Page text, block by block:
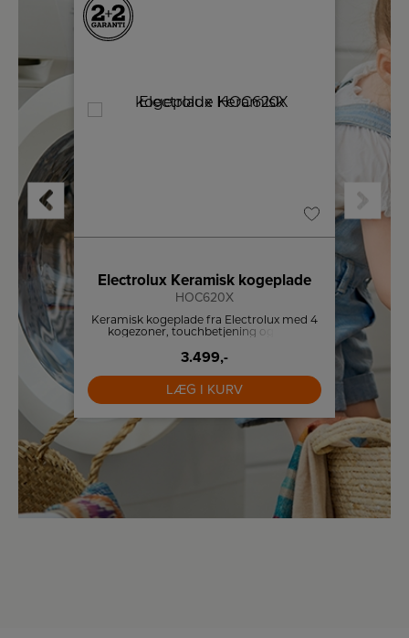
Electrolux Keramisk kogeplade
HOC620X
Keramisk kogeplade fra Electrolux med 4
kogezoner, touchbetjening og nem
3.499,-
LÆG I KURV